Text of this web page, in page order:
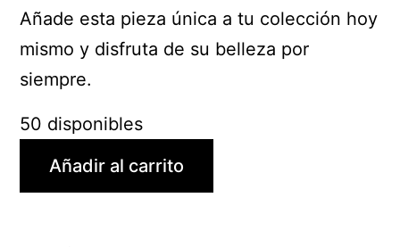
Añade esta pieza única a tu colección hoy
mismo y disfruta de su belleza por
siempre.
50 disponibles
Añadir al carrito